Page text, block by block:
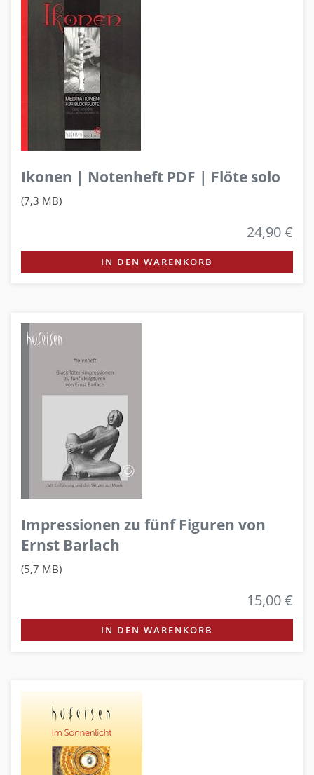
Ikonen | Notenheft PDF | Flöte solo
(7,3 MB)
24,90 €
IN DEN WARENKORB
Impressionen zu fünf Figuren von
Ernst Barlach
(5,7 MB)
15,00 €
IN DEN WARENKORB